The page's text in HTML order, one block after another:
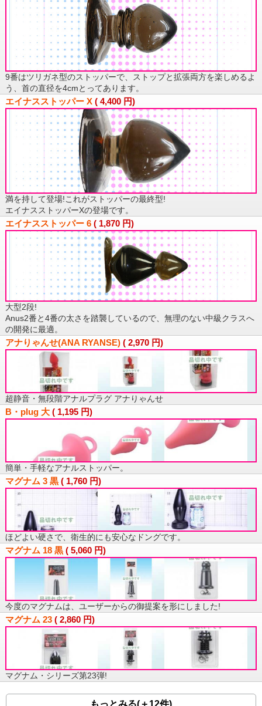
9番はツリガネ型のストッパーで、ストップと拡張両方を楽しめるよ
う、首の直径を4cmとってあります。
エイナスストッパー X ( 4,400 円)
満を持して登場!これがストッパーの最終型!
エイナスストッパーXの登場です。
エイナスストッパー 6 ( 1,870 円)
大型2段!
Anus2番と4番の太さを踏襲しているので、無理のない中級クラスへ
の開発に最適。
アナりゃんせ(ANA RYANSE) ( 2,970 円)
超静音・無段階アナルプラグ アナりゃんせ
B・plug 大 ( 1,195 円)
簡単・手軽なアナルストッパー。
マグナム 3 黒 ( 1,760 円)
ほどよい硬さで、衛生的にも安心なドングです。
マグナム 18 黒 ( 5,060 円)
今度のマグナムは、ユーザーからの御提案を形にしました!
マグナム 23 ( 2,860 円)
マグナム・シリーズ第23弾!